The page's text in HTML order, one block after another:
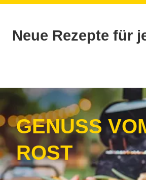
Neue Rezepte für
GENUSS
ROST